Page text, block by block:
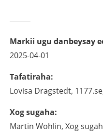
Markii ugu danbeysay
2025-04-01
Tafatiraha:
Lovisa Dragstedt,
Xog sugaha:
Martin Wohlin, Xog